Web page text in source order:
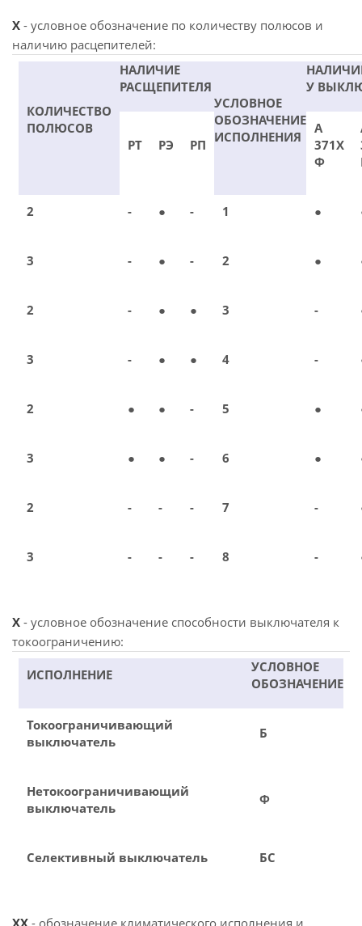
X - условное обозначение по количеству полюсов и
наличию расцепителей:
КОЛИЧЕСТВО
ПОЛЮСОВ
НАЛИЧИЕ
РАСЩЕПИТЕЛЯ
УСЛОВНОЕ
ОБОЗНАЧЕНИЕ
ИСПОЛНЕНИЯ
У
РТ РЭ РП
А
371Х
Ф
2 - ● - 1 ●
3 - ● - 2 ●
2 - ● ● 3 -
3 - ● ● 4 -
2 ● ● - 5 ●
3 ● ● - 6 ●
2 - - - 7 -
3 - - - 8 -
X - условное обозначение способности выключателя к
токоограничению:
ИСПОЛНЕНИЕ
УСЛОВНОЕ
ОБОЗНАЧЕНИЕ
Токоограничивающий
выключатель
Б
Нетокоограничивающий
выключатель
Ф
Селективный выключатель БС
XX - обозначение климатического исполнения и